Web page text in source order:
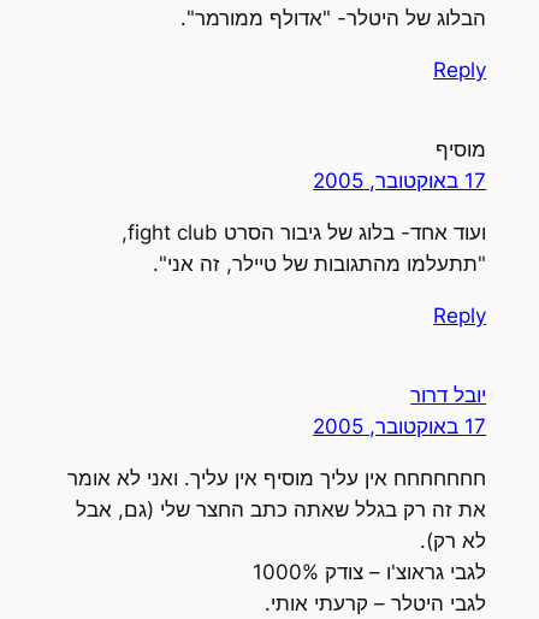
הבלוג של היטלר- "אדולף ממורמר".
Reply
מוסיף
17 באוקטובר, 2005
ועוד אחד- בלוג של גיבור הסרט fight club,
"תתעלמו מהתגובות של טיילר, זה אני".
Reply
יובל דרור
17 באוקטובר, 2005
חחחחחחח אין עליך מוסיף אין עליך. ואני לא אומר
את זה רק בגלל שאתה כתב החצר שלי (גם, אבל
לא רק).
לגבי גראוצ'ו – צודק 1000%
לגבי היטלר – קרעתי אותי.